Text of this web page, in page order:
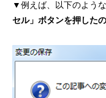
▼例えば、以下のよう
セル」ボタンを押した